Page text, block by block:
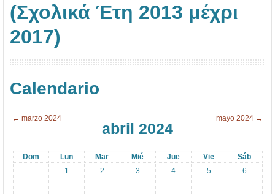
έ
-
ς
ί
ς
(Σχολικά Έτη 2013 μέχρι
2017)
Calendario
← marzo 2024
abril 2024
mayo 2024 →
Dom Lun Mar Mié Jue Vie
Sáb
1
2 3 4 5 6